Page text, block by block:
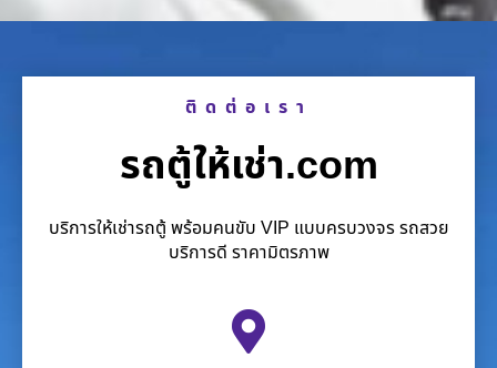
ติดต่อเรา
รถตู้ให้เช่า.com
บริการให้เช่ารถตู้ พร้อมคนขับ VIP แบบครบวงจร รถสวย
บริการดี ราคามิตรภาพ